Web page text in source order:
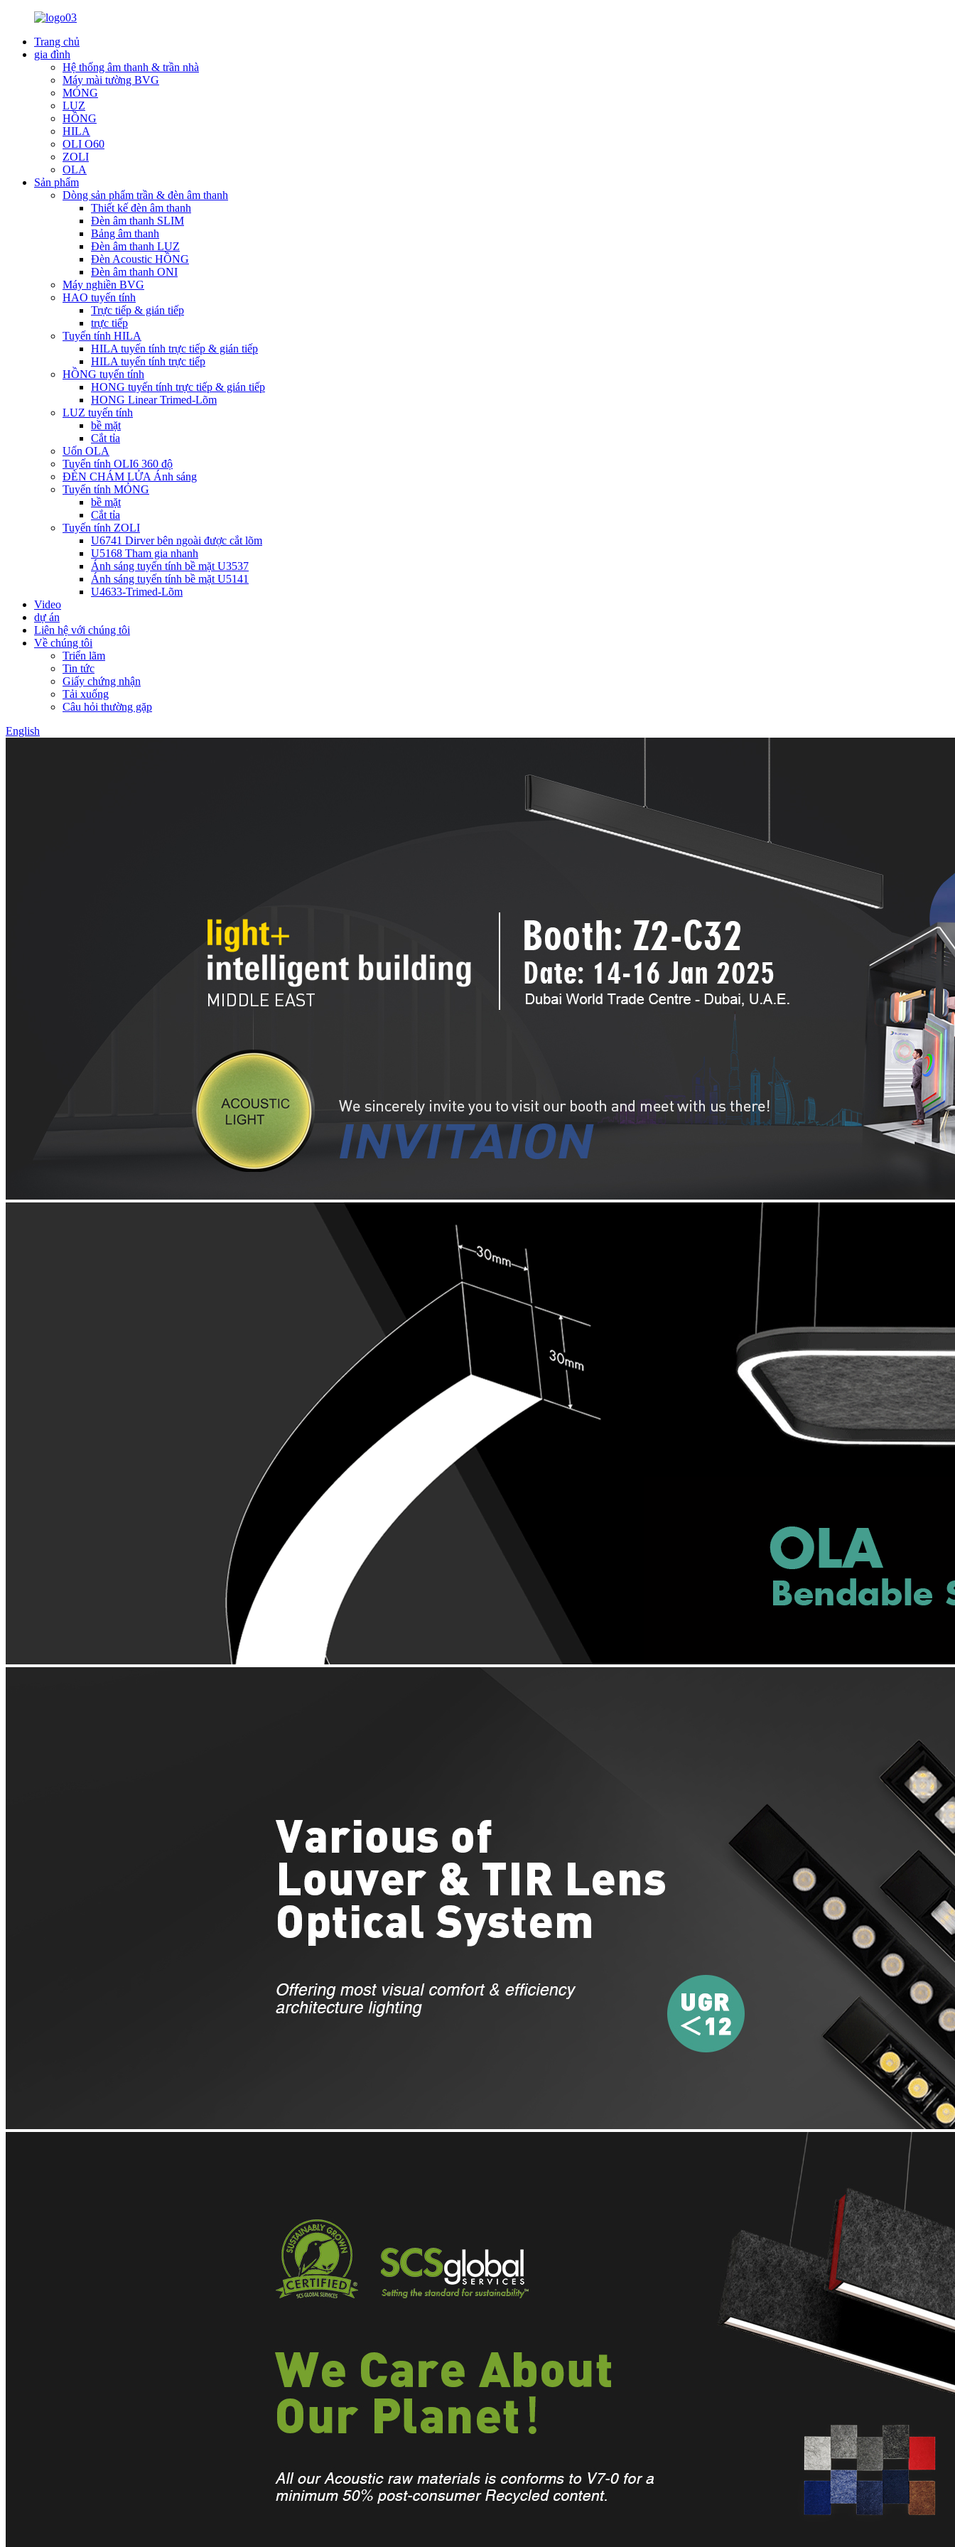
Trang chủ
gia đình
Hệ thống âm thanh & trần nhà
Máy mài tường BVG
MỎNG
LUZ
HỒNG
HILA
OLI O60
ZOLI
OLA
Sản phẩm
Dòng sản phẩm trần & đèn âm thanh
Thiết kế đèn âm thanh
Đèn âm thanh SLIM
Bảng âm thanh
Đèn âm thanh LUZ
Đèn Acoustic HỒNG
Đèn âm thanh ONI
Máy nghiền BVG
HAO tuyến tính
Trực tiếp & gián tiếp
trực tiếp
Tuyến tính HILA
HILA tuyến tính trực tiếp & gián tiếp
HILA tuyến tính trực tiếp
HỒNG tuyến tính
HONG tuyến tính trực tiếp & gián tiếp
HONG Linear Trimed-Lõm
LUZ tuyến tính
bề mặt
Cắt tỉa
Uốn OLA
Tuyến tính OLI6 360 độ
ĐÈN CHÁM LỬA Ánh sáng
Tuyến tính MỎNG
bề mặt
Cắt tỉa
Tuyến tính ZOLI
U6741 Dirver bên ngoài được cắt lõm
U5168 Tham gia nhanh
Ánh sáng tuyến tính bề mặt U3537
Ánh sáng tuyến tính bề mặt U5141
U4633-Trimed-Lõm
Video
dự án
Liên hệ với chúng tôi
Về chúng tôi
Triển lãm
Tin tức
Giấy chứng nhận
Tải xuống
Câu hỏi thường gặp
English